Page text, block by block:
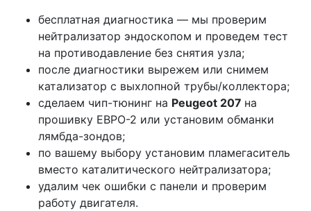
бесплатная диагностика — мы проверим
нейтрализатор эндоскопом и проведем тест
на противодавление без снятия узла;
после диагностики вырежем или снимем
катализатор с выхлопной трубы/коллектора;
сделаем чип-тюнинг на Peugeot 207 на
прошивку ЕВРО-2 или установим обманки
лямбда-зондов;
по вашему выбору установим пламегаситель
вместо каталитического нейтрализатора;
удалим чек ошибки с панели и проверим
работу двигателя.